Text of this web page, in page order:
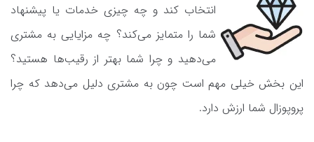
انتخاب کند و چه چیزی خدمات یا پیشنهاد
شما را متمایز می‌کند؟ چه مزایایی به مشتری
می‌دهید و چرا شما بهتر از رقیب‌ها هستید؟
این بخش خیلی مهم است چون به مشتری دلیل می‌دهد که چرا
پروپوزال شما ارزش دارد.